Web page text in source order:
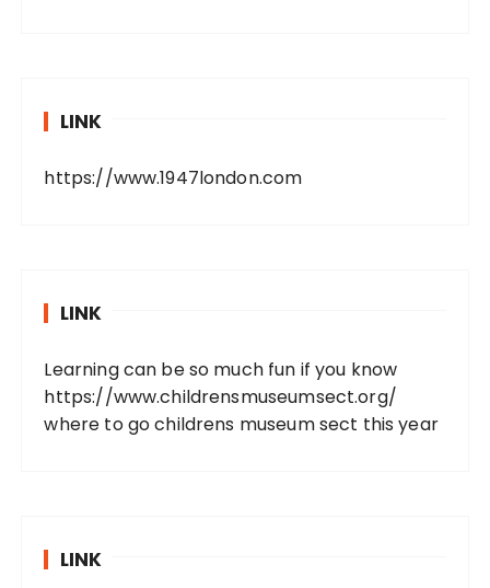
LINK
https://www.1947london.com
LINK
Learning can be so much fun if you know
https://www.childrensmuseumsect.org/
where to go childrens museum sect this year
LINK